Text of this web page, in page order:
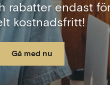
rabatter endast
kostnadsfritt!
Gå med nu